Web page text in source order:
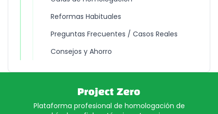
Reformas Habituales
Preguntas Frecuentes / Casos Reales
Consejos y Ahorro
Plataforma profesional de homologación de